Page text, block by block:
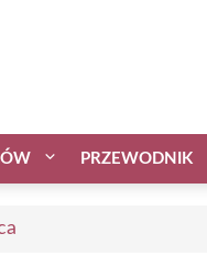
PRZEWODNIK